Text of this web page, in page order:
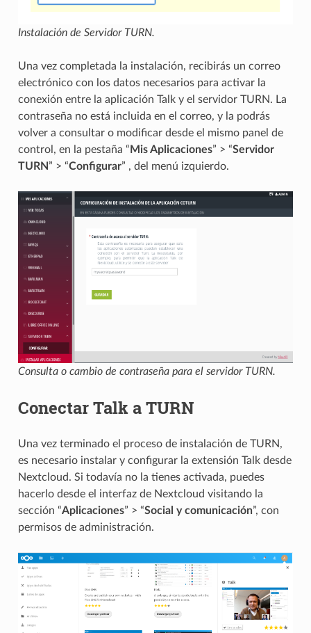
Instalación de Servidor TURN.
Una vez completada la instalación, recibirás un correo
electrónico con los datos necesarios para activar la
conexión entre la aplicación Talk y el servidor TURN. La
contraseña no está incluida en el correo, y la podrás
volver a consultar o modificar desde el mismo panel de
control, en la pestaña “ Mis Aplicaciones” > “Servidor
TURN” > “Configurar” , del menú izquierdo.
Consulta o cambio de contraseña para el servidor TURN.
Conectar Talk a TURN
Una vez terminado el proceso de instalación de TURN,
es necesario instalar y configurar la extensión Talk desde
Nextcloud. Si todavía no la tienes activada, puedes
hacerlo desde el interfaz de Nextcloud visitando la
sección “Aplicaciones” > “Social y comunicación”, con
permisos de administración.